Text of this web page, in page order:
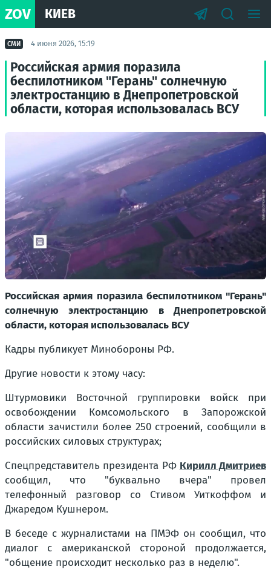
ZOV КИЕВ
СМИ 4 июня 2026, 15:19
Российская армия поразила
беспилотником "Герань" солнечную
электростанцию в Днепропетровской
области, которая использовалась ВСУ
Российская армия поразила беспилотником "Герань"
солнечную электростанцию в Днепропетровской
области, которая использовалась ВСУ
Кадры публикует Минобороны РФ.
Другие новости к этому часу:
Штурмовики Восточной группировки войск при
освобождении Комсомольского в Запорожской
области зачистили более 250 строений, сообщили в
российских силовых структурах;
Спецпредставитель президента РФ Кирилл Дмитриев
сообщил, что "буквально вчера" провел
телефонный разговор со Стивом Уиткоффом и
Джаредом Кушнером.
В беседе с журналистами на ПМЭФ он сообщил, что
диалог с американской стороной продолжается,
"общение происходит несколько раз в неделю".